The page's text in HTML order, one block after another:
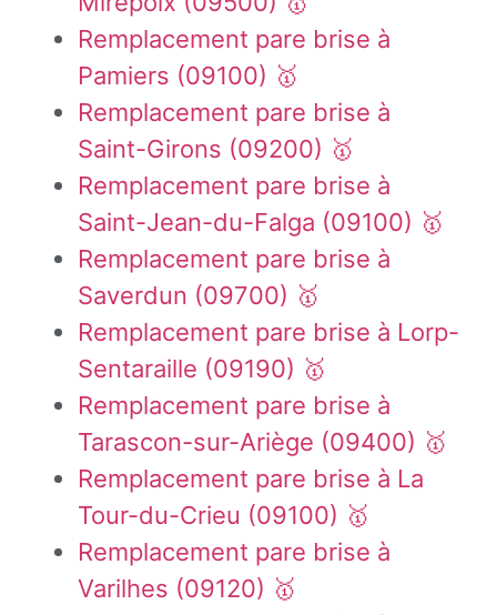
Remplacement pare brise à
Pamiers (09100) 🥇
Remplacement pare brise à
Saint-Girons (09200) 🥇
Remplacement pare brise à
Saint-Jean-du-Falga (09100) 🥇
Remplacement pare brise à
Saverdun (09700) 🥇
Remplacement pare brise à Lorp-
Sentaraille (09190) 🥇
Remplacement pare brise à
Tarascon-sur-Ariège (09400) 🥇
Remplacement pare brise à La
Tour-du-Crieu (09100) 🥇
Remplacement pare brise à
Varilhes (09120) 🥇